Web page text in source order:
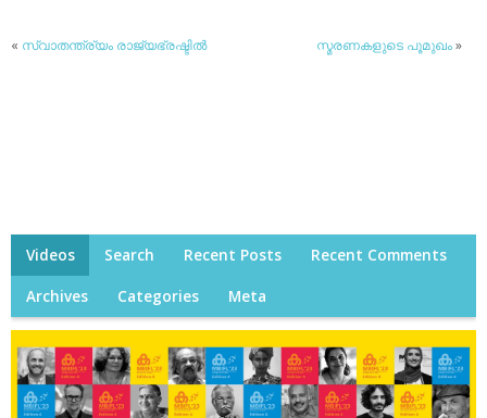
« സ്വാതന്ത്ര്യം രാജ്യഭ്രഷ്ടില്‍ സ്മരണകളുടെ പൂമുഖം»
Videos Search Recent Posts Recent Comments
Archives Categories Meta